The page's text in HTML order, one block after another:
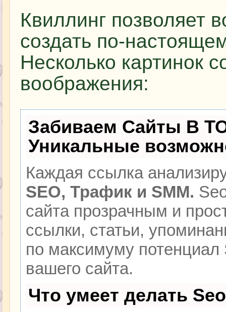
Квиллинг позволяет
создать по-
Несколько картинок
воображения:
Забиваем Сайты В
Уникальные
Каждая ссылка
SEO, Трафик и SMM.
сайта прозрачным и
ссылки, статьи,
по максимуму
вашего сайта.
Что умеет делать